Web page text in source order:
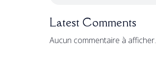
Latest Comments
Aucun commentaire à afficher.